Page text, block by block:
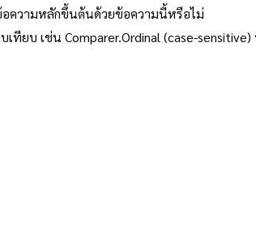
ความหลักขึ้นต้นด้วยข้อความนี้หรือไม่
ทียบ เช่น Comparer.Ordinal (case-